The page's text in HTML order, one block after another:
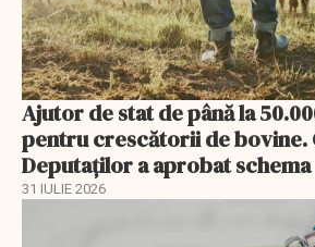
Ajutor de stat de până la
pentru crescătorii de bovine.
Deputaților a aprobat schema
31 IULIE 2026